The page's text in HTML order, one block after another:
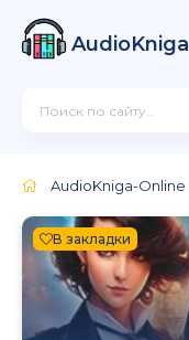
AudioKniga
AudioKniga-Online
В закладки